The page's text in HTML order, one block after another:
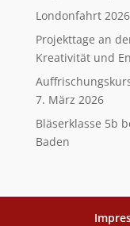
Londonfahrt 2026
Projekttage an
Kreativität und
7. März 2026
Bläserklasse 5b
Baden